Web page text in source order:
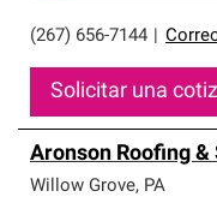
(267) 656-7144
Solicitar una
Aronson Roofing &
Willow Grove, PA